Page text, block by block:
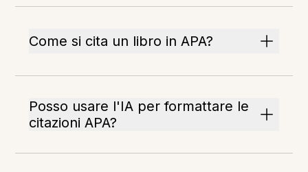
Come si cita un libro in APA?
Posso usare l'IA per formattare le
citazioni APA?